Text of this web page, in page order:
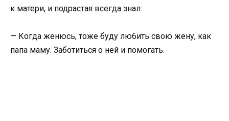
к матери, и подрастая всегда знал:
— Когда женюсь, тоже буду лю6ить свою жену, как
папа маму. Заботиться о ней и помогать.